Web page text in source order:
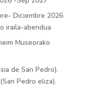
Diciembre 2026
iraila-abendua
Museorako
de San Pedro).
Pedro eliza).